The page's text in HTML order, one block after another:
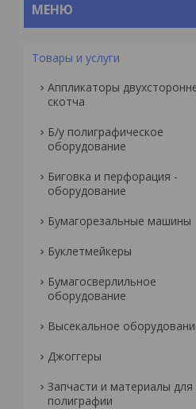
Товары и услуги
Аппликаторы
скотча
Б/у полиграфическое
оборудование
Биговка и перфорация -
оборудование
Бумагорезальные машины
Буклетмейкеры
Бумагосверлильное
оборудование
Высекальное
Джоггеры
Запчасти и материалы для
полиграфии